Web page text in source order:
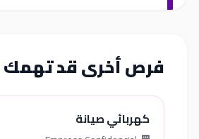
فرص أخرى قد تهمك
كهربائي صيانة